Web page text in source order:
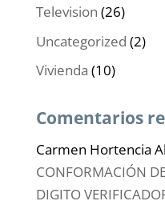
Television (26)
Uncategorized (2)
Vivienda (10)
Comentarios
Carmen Hortencia
CONFORMACIÓN
DIGITO